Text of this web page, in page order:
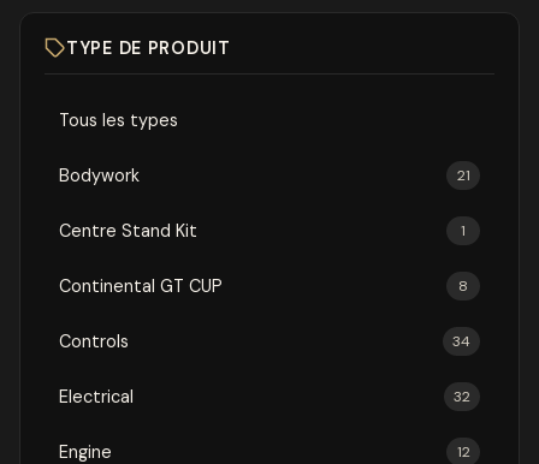
TYPE DE PRODUIT
Tous les types
Bodywork 21
Centre Stand Kit 1
Continental GT CUP 8
Controls 34
Electrical 32
Engine 12